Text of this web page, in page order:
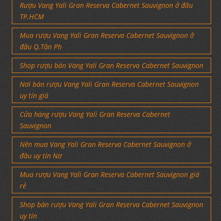
Rượu Vang Yali Gran Reserva Cabernet Sauvignon ở đâu
TP.HCM
Mua rượu Vang Yali Gran Reserva Cabernet Sauvignon ở
đâu Q.Tân Ph
Shop rượu bán Vang Yali Gran Reserva Cabernet Sauvignon
Nơi bán rượu Vang Yali Gran Reserva Cabernet Sauvignon
uy tín giá
Cửa hàng rượu Vang Yali Gran Reserva Cabernet
Sauvignon
Nên mua Vang Yali Gran Reserva Cabernet Sauvignon ở
đâu uy tín Nơ
Mua rượu Vang Yali Gran Reserva Cabernet Sauvignon giá
rẻ
Shop bán rượu Vang Yali Gran Reserva Cabernet Sauvignon
uy tín